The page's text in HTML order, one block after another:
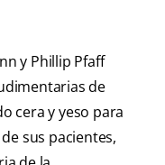
y Phillip Pfaff
de
cera y yeso para
sus pacientes,